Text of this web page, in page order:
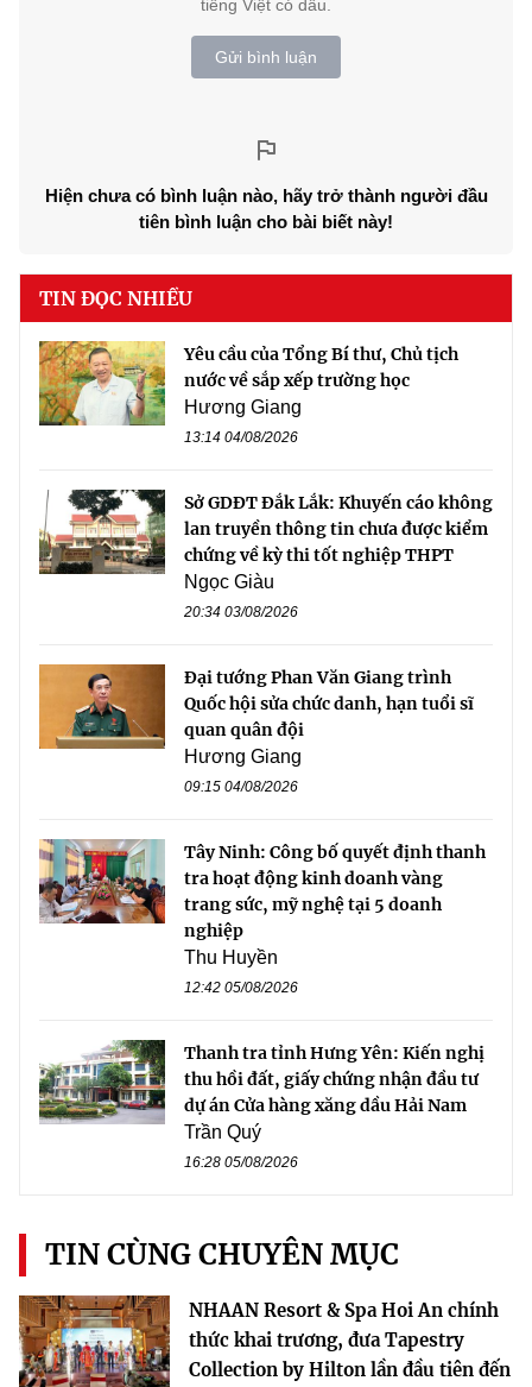
tiếng Việt có dấu.
Gửi bình luận
Hiện chưa có bình luận nào, hãy trở thành người đầu
tiên bình luận cho bài biết này!
TIN ĐỌC NHIỀU
Yêu cầu của Tổng Bí thư, Chủ tịch
nước về sắp xếp trường học
Hương Giang
13:14 04/08/2026
Sở GDĐT Đắk Lắk: Khuyến cáo không
lan truyền thông tin chưa được kiểm
chứng về kỳ thi tốt nghiệp THPT
Ngọc Giàu
20:34 03/08/2026
Đại tướng Phan Văn Giang trình
Quốc hội sửa chức danh, hạn tuổi sĩ
quan quân đội
Hương Giang
09:15 04/08/2026
Tây Ninh: Công bố quyết định thanh
tra hoạt động kinh doanh vàng
trang sức, mỹ nghệ tại 5 doanh
nghiệp
Thu Huyền
12:42 05/08/2026
Thanh tra tỉnh Hưng Yên: Kiến nghị
thu hồi đất, giấy chứng nhận đầu tư
dự án Cửa hàng xăng dầu Hải Nam
Trần Quý
16:28 05/08/2026
TIN CÙNG CHUYÊN MỤC
NHAAN Resort & Spa Hoi An chính
thức khai trương, đưa Tapestry
Collection by Hilton lần đầu tiên đến